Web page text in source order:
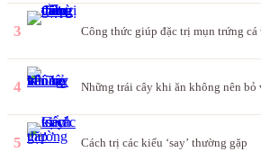
3 Công thức giúp đặc trị mụn trứng cá
4 Những trái cây khi ăn không nên bỏ
5 Cách trị các kiểu ‘say’ thường gặp